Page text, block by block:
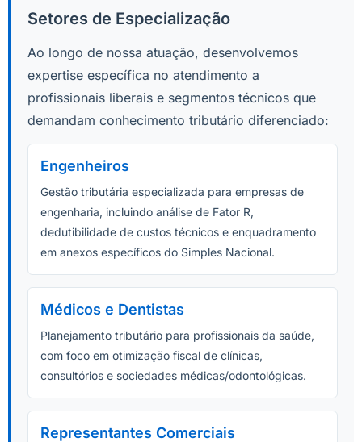
Setores de Especialização
Ao longo de nossa atuação, desenvolvemos
expertise específica no atendimento a
profissionais liberais e segmentos técnicos que
demandam conhecimento tributário diferenciado:
Engenheiros
Gestão tributária especializada para empresas de
engenharia, incluindo análise de Fator R,
dedutibilidade de custos técnicos e enquadramento
em anexos específicos do Simples Nacional.
Médicos e Dentistas
Planejamento tributário para profissionais da saúde,
com foco em otimização fiscal de clínicas,
consultórios e sociedades médicas/odontológicas.
Representantes Comerciais